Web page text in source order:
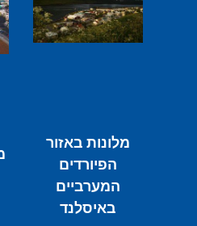
מלונות באזור
הפיורדים
המערביים
באיסלנד